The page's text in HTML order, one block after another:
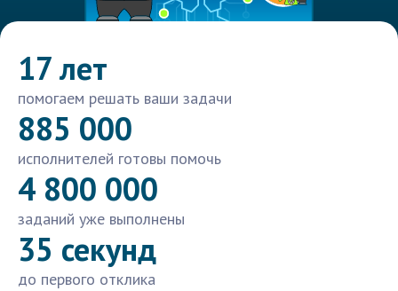
17 лет
помогаем решать ваши задачи
885 000
исполнителей готовы помочь
4 800 000
заданий уже выполнены
35 секунд
до первого отклика